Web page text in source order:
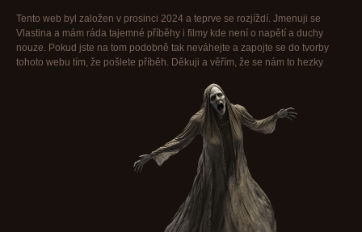
Tento web byl založen v prosinci 2024 a teprve se rozjíždí. Jmenuji se
Vlastina a mám ráda tajemné příběhy i filmy kde není o napětí a duchy
nouze. Pokud jste na tom podobně tak neváhejte a zapojte se do tvorby
tohoto webu tím, že pošlete příběh. Děkuji a věřím, že se nám to hezky